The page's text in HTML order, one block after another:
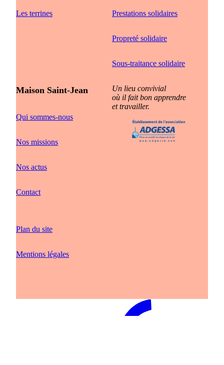
Les terrines Prestations solidaires
Propreté solidaire
Sous-traitance solidaire
Maison Saint-Jean
Qui sommes-nous
Nos missions
Nos actus
Contact
Plan du site
Mentions légales
Un lieu convivial
où il fait bon apprendre
et travailler.